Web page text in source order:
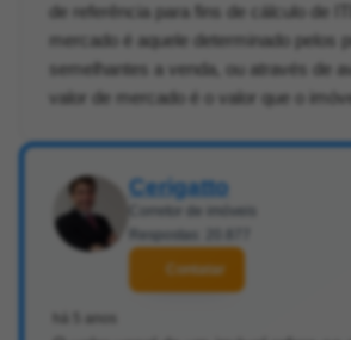
de referência para fins de cálculo de
mercado é aquele determinado pelos
semelhantes a venda, ou através de
valor de mercado é o valor que o
Cerigatto
Contatar